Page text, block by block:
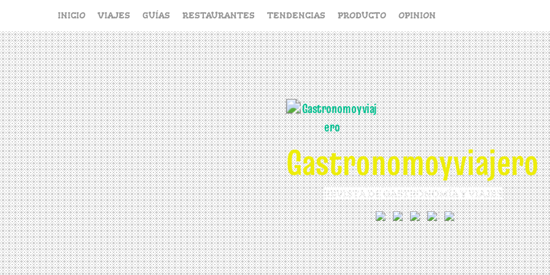
contenido
INICIO VIAJES GUÍAS RESTAURANTES TENDENCIAS PRODUCTO OPINION
Gastronomoyviajero
REVISTA DE GASTRONOMÍA Y VIAJES